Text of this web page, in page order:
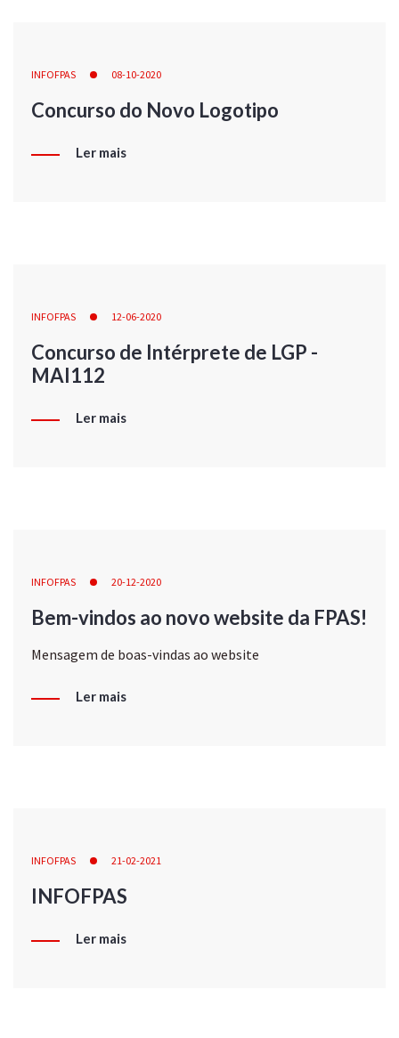
INFOFPAS 08-10-2020
Concurso do Novo Logotipo
Ler mais
INFOFPAS 12-06-2020
Concurso de Intérprete de LGP -
MAI112
Ler mais
INFOFPAS 20-12-2020
Bem-vindos ao novo website da FPAS!
Mensagem de boas-vindas ao website
Ler mais
INFOFPAS 21-02-2021
INFOFPAS
Ler mais